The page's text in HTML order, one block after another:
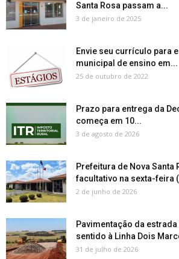
Santa Rosa passam a...
3 de janeiro de 2025
Envie seu currículo para
municipal de ensino em...
25 de outubro de 2022
Prazo para entrega da
começa em 10...
3 de agosto de 2026
Prefeitura de Nova Santa
facultativo na sexta-feira
2 de junho de 2026
Pavimentação da
sentido à Linha Dois
31 de julho de 2026